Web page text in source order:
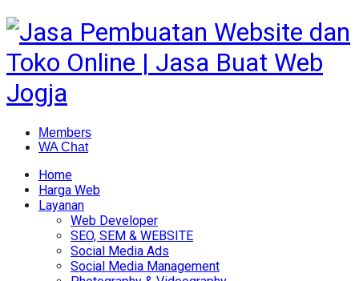
Members
WA Chat
Home
Harga Web
Layanan
Web Developer
SEO, SEM & WEBSITE
Social Media Ads
Social Media Management